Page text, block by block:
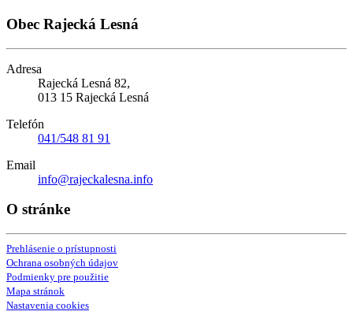
Obec Rajecká Lesná
Adresa
Rajecká Lesná 82,
013 15 Rajecká Lesná
Telefón
041/548 81 91
Email
info@rajeckalesna.info
O stránke
Prehlásenie o prístupnosti
Ochrana osobných údajov
Podmienky pre použitie
Mapa stránok
Nastavenia cookies